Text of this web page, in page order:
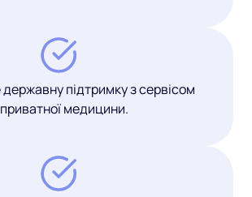
підтримку з сервісом
приватної медицини.